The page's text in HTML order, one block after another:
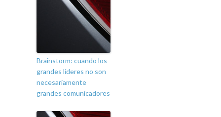
Brainstorm: cuando los
grandes líderes no son
necesariamente
grandes comunicadores